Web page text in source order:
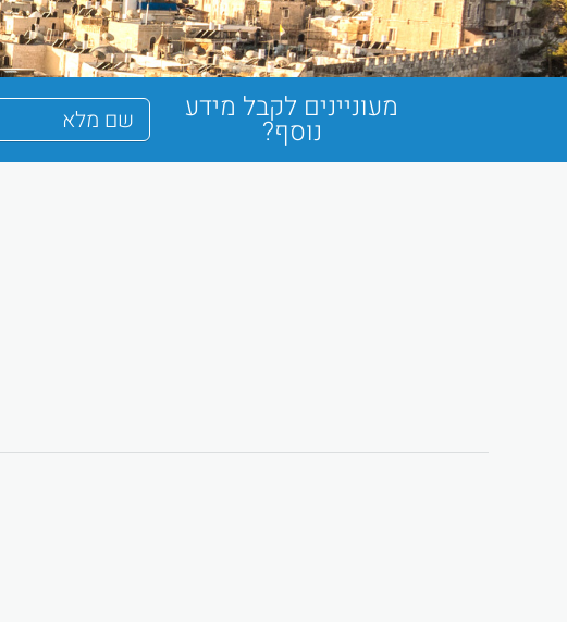
מעוניינים לקבל מידע
נוסף?